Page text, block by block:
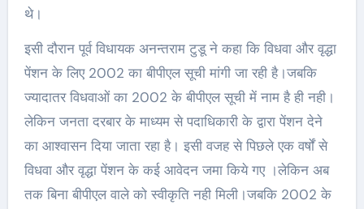
थे।
इसी दौरान पूर्व विधायक अनन्तराम टुडू ने कहा कि विधवा और वृद्धा
पेंशन के लिए 2002 का बीपीएल सूची मांगी जा रही है।जबकि
ज्यादातर विधवाओं का 2002 के बीपीएल सूची में नाम है ही नही।
लेकिन जनता दरबार के माध्यम से पदाधिकारी के द्वारा पेंशन देने
का आश्वासन दिया जाता रहा है। इसी वजह से पिछले एक वर्षों से
विधवा और वृद्धा पेंशन के कई आवेदन जमा किये गए ।लेकिन अब
तक बिना बीपीएल वाले को स्वीकृति नही मिली।जबकि 2002 के